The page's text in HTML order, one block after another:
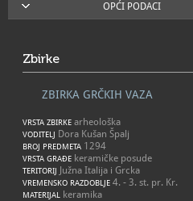
OPĆI PODACI
Zbirke
ZBIRKA GRČKIH VAZA
VRSTA ZBIRKE arheološka
VODITELJ Dora Kušan Špalj
BROJ PREDMETA 1294
VRSTA GRAĐE keramičke posude
TERITORIJ Južna Italija i Grcka
VREMENSKO RAZDOBLJE 4. - 3. st. pr. Kr.
MATERIJAL keramika